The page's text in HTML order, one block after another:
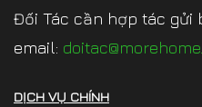
Đối Tác cần hợp tác gửi
email:
DỊCH VỤ CHÍNH